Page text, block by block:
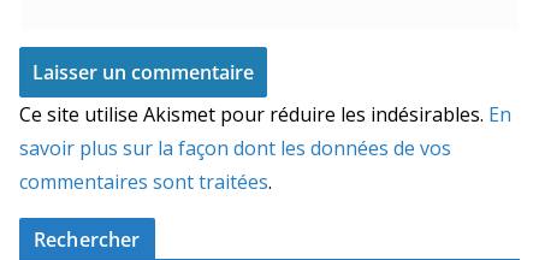
Ce site utilise Akismet pour réduire les indésirables. En
savoir plus sur la façon dont les données de vos
commentaires sont traitées.
Rechercher